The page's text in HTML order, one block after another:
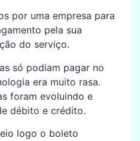
por uma empresa para
pela sua
do serviço.
só podiam pagar no
era muito rasa.
foram evoluindo e
débito e crédito.
logo o boleto